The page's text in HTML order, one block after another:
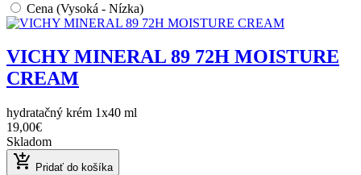
Cena (Vysoká - Nízka)
VICHY MINERAL 89 72H MOISTURE
CREAM
hydratačný krém 1x40 ml
19,00€
Skladom
add_shopping_cart Pridať do košíka